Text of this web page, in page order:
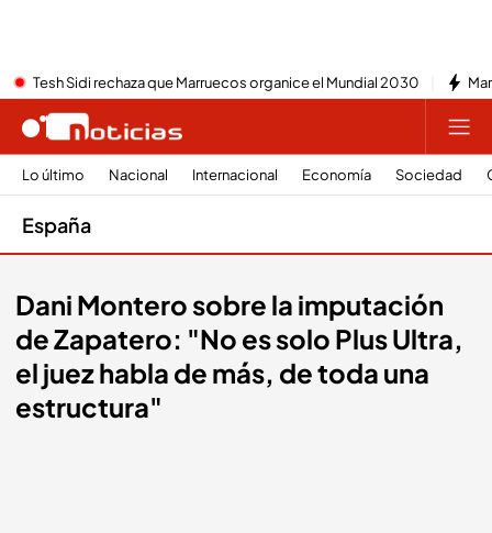
Tesh Sidi rechaza que Marruecos organice el Mundial 2030
Lo último Nacional Internacional Economía Sociedad
España
Dani Montero sobre la imputación
de Zapatero: "No es solo Plus Ultra,
el juez habla de más, de toda una
estructura"